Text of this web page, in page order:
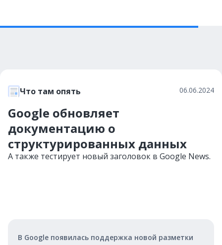
Что там опять 06.06.2024
Google обновляет
документацию о
структурированных данных
А также тестирует новый заголовок в Google News.
В Google появилась поддержка новой разметки